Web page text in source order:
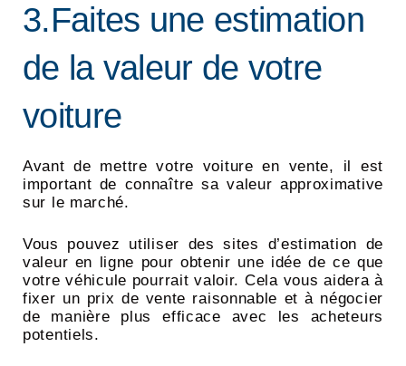
3.Faites une estimation
de la valeur de votre
voiture
Avant de mettre votre voiture en vente, il est
important de connaître sa valeur approximative
sur le marché.
Vous pouvez utiliser des sites d’estimation de
valeur en ligne pour obtenir une idée de ce que
votre véhicule pourrait valoir. Cela vous aidera à
fixer un prix de vente raisonnable et à négocier
de manière plus efficace avec les acheteurs
potentiels.